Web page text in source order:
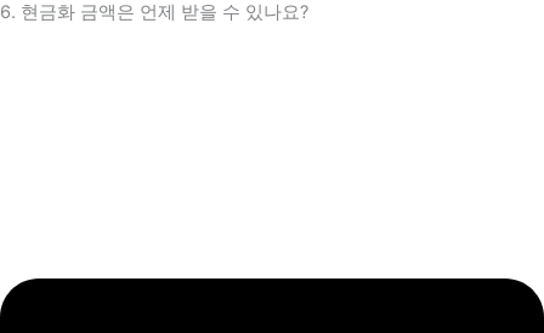
6. 현금화 금액은 언제 받을 수 있나요?